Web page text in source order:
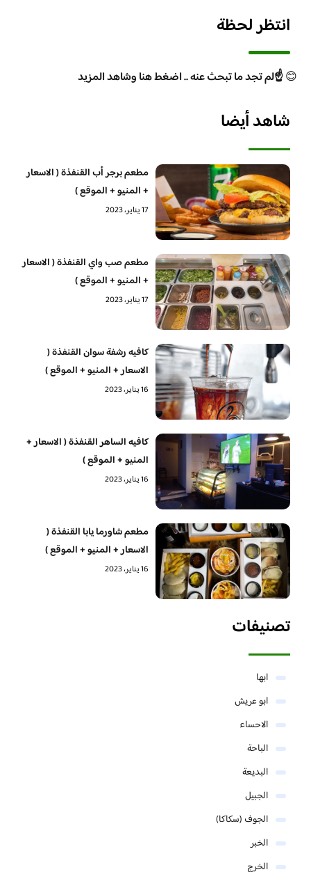
انتظر لحظة
😊☝️لم تجد ما تبحث عنه .. اضغط هنا وشاهد المزيد
شاهد أيضا
مطعم برجر أب القنفذة ( الاسعار
+ المنيو + الموقع )
17 يناير، 2023
مطعم صب واي القنفذة ( الاسعار
+ المنيو + الموقع )
17 يناير، 2023
كافيه رشفة سوان القنفذة (
الاسعار + المنيو + الموقع )
16 يناير، 2023
كافيه الساهر القنفذة ( الاسعار +
المنيو + الموقع )
16 يناير، 2023
مطعم شاورما يابا القنفذة (
الاسعار + المنيو + الموقع )
16 يناير، 2023
تصنيفات
ابها
ابو عريش
الاحساء
الباحة
البديعة
الجبيل
الجوف (سكاكا)
الخبر
الخرج